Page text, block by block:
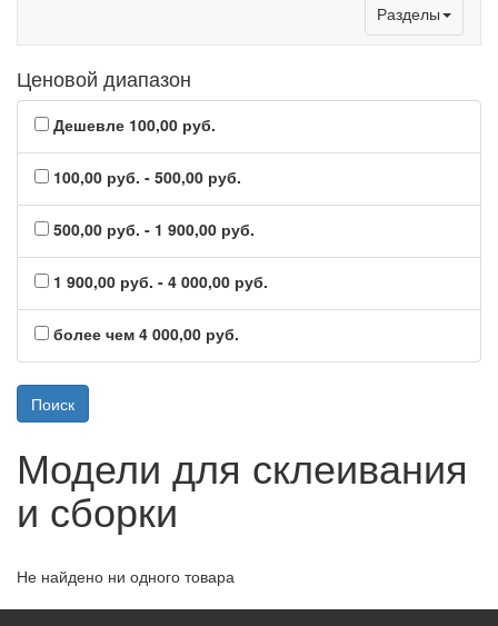
Toggle
navigation
Разделы
Ценовой диапазон
Дешевле 100,00 руб.
100,00 руб. - 500,00 руб.
500,00 руб. - 1 900,00 руб.
1 900,00 руб. - 4 000,00 руб.
более чем 4 000,00 руб.
Модели для склеивания
и сборки
Не найдено ни одного товара